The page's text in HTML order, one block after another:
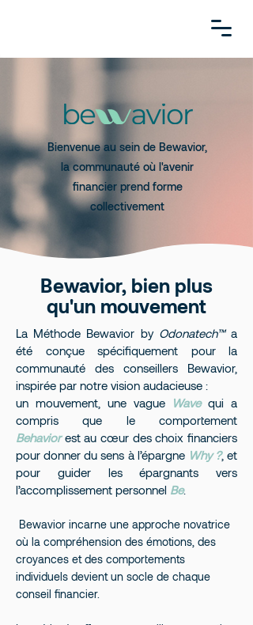
Bienvenue au sein de Bewavior,
la communauté où l'avenir
financier prend forme
collectivement
Bewavior, bien plus
qu'un mouvement
La Méthode Bewavior by Odonatech™a
été conçue spécifiquement pour la
communauté des conseillers Bewavior,
inspirée par notre vision audacieuse :
un mouvement, une vague
Wavequi a
compris que le comportement
Behaviorest au cœur des choix financiers
pour donner du sens à l’épargne Why ?, et
pour guider les épargnants vers
l’accomplissement personnel Be.
Bewavior incarne une approche novatrice
où la compréhension des émotions, des
croyances et des comportements
individuels devient un socle de chaque
conseil financier.